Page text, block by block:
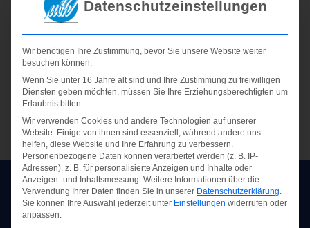
Startseite
Anfahrt
Impressum
Datenschutzerklärung
Bereiche
Datenschutzeinstellungen
Wir benötigen Ihre Zustimmung, bevor Sie unsere Website weiter
besuchen können.
Wenn Sie unter 16 Jahre alt sind und Ihre Zustimmung zu freiwilligen
Diensten geben möchten, müssen Sie Ihre Erziehungsberechtigten um
Erlaubnis bitten.
Wir verwenden Cookies und andere Technologien auf unserer
Website. Einige von ihnen sind essenziell, während andere uns
helfen, diese Website und Ihre Erfahrung zu verbessern.
Personenbezogene Daten können verarbeitet werden (z. B. IP-
Adressen), z. B. für personalisierte Anzeigen und Inhalte oder
Anzeigen- und Inhaltsmessung. Weitere Informationen über die
Verwendung Ihrer Daten finden Sie in unserer Datenschutzerklärung.
Sie können Ihre Auswahl jederzeit unter Einstellungen widerrufen oder
anpassen.